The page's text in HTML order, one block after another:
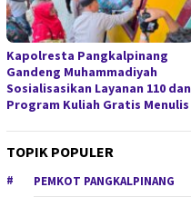
Kapolresta Pangkalpinang
Gandeng Muhammadiyah
Sosialisasikan Layanan 110 dan
Program Kuliah Gratis Menulis
TOPIK POPULER
PEMKOT PANGKALPINANG